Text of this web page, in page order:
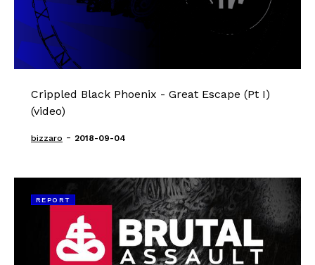
Crippled Black Phoenix - Great Escape (Pt I)
(video)
bizzaro - 2018-09-04
REPORT